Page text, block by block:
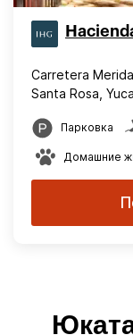
Carretera
Santa Rosa,
Парковка
Домашние